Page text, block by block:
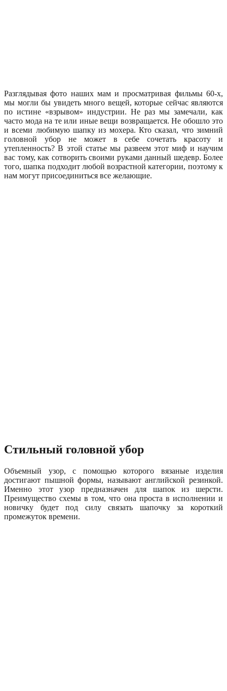
Разглядывая фото наших мам и просматривая фильмы 60-х,
мы могли бы увидеть много вещей, которые сейчас являются
по истине «взрывом» индустрии. Не раз мы замечали, как
часто мода на те или иные вещи возвращается. Не обошло это
и всеми любимую шапку из мохера. Кто сказал, что зимний
головной убор не может в себе сочетать красоту и
утепленность? В этой статье мы развеем этот миф и научим
вас тому, как сотворить своими руками данный шедевр. Более
того, шапка подходит любой возрастной категории, поэтому к
нам могут присоединиться все желающие.
Стильный головной убор
Объемный узор, с помощью которого вязаные изделия
достигают пышной формы, называют английской резинкой.
Именно этот узор предназначен для шапок из шерсти.
Преимущество схемы в том, что она проста в исполнении и
новичку будет под силу связать шапочку за короткий
промежуток времени.